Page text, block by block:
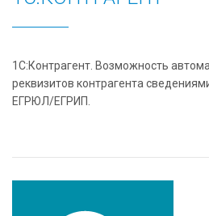
1С:Контрагент. Возможность
реквизитов контрагента
ЕГРЮЛ/ЕГРИП.